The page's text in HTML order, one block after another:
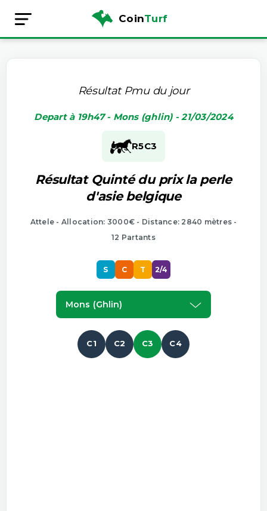
CoinTurf
Résultat Pmu du jour
Depart à 19h47 - Mons (ghlin) - 21/03/2024
R5C3
Résultat Quinté du prix la perle
d'asie belgique
Attele - Allocation: 3000€ - Distance: 2840 mètres -
12 Partants
S C T 2/4
Mons (ghlin)
C1 C2 C3 C4